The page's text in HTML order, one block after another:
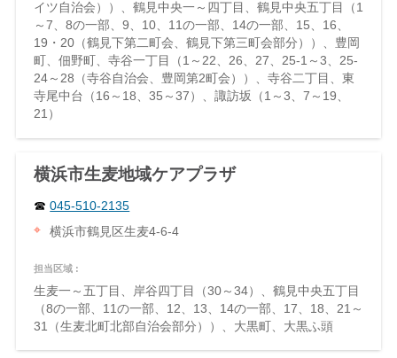
イツ自治会））、鶴見中央一～四丁目、鶴見中央五丁目（1
～7、8の一部、9、10、11の一部、14の一部、15、16、
19・20（鶴見下第二町会、鶴見下第三町会部分））、豊岡
町、佃野町、寺谷一丁目（1～22、26、27、25-1～3、25-
24～28（寺谷自治会、豊岡第2町会））、寺谷二丁目、東
寺尾中台（16～18、35～37）、諏訪坂（1～3、7～19、
21）
横浜市生麦地域ケアプラザ
045-510-2135
横浜市鶴見区生麦4-6-4
担当区域 :
生麦一～五丁目、岸谷四丁目（30～34）、鶴見中央五丁目
（8の一部、11の一部、12、13、14の一部、17、18、21～
31（生麦北町北部自治会部分））、大黒町、大黒ふ頭